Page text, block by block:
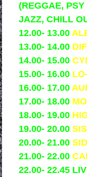
(REGGAE,
JAZZ, CHILL
12.00- 13.00
13.00- 14.00
14.00- 15.00
15.00- 16.00
16.00- 17.00
17.00- 18.00
18.00- 19.00
19.00- 20.00
20.00- 21.00
21.00- 22.00
22.00- 22.45